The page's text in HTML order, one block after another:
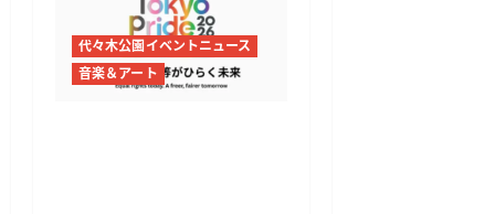
代々木公園イベントニュース
音楽＆アート